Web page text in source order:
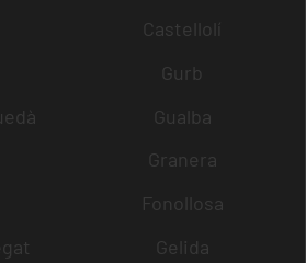
Castellolí
Gurb
Gualba
Granera
Fonollosa
Gelida